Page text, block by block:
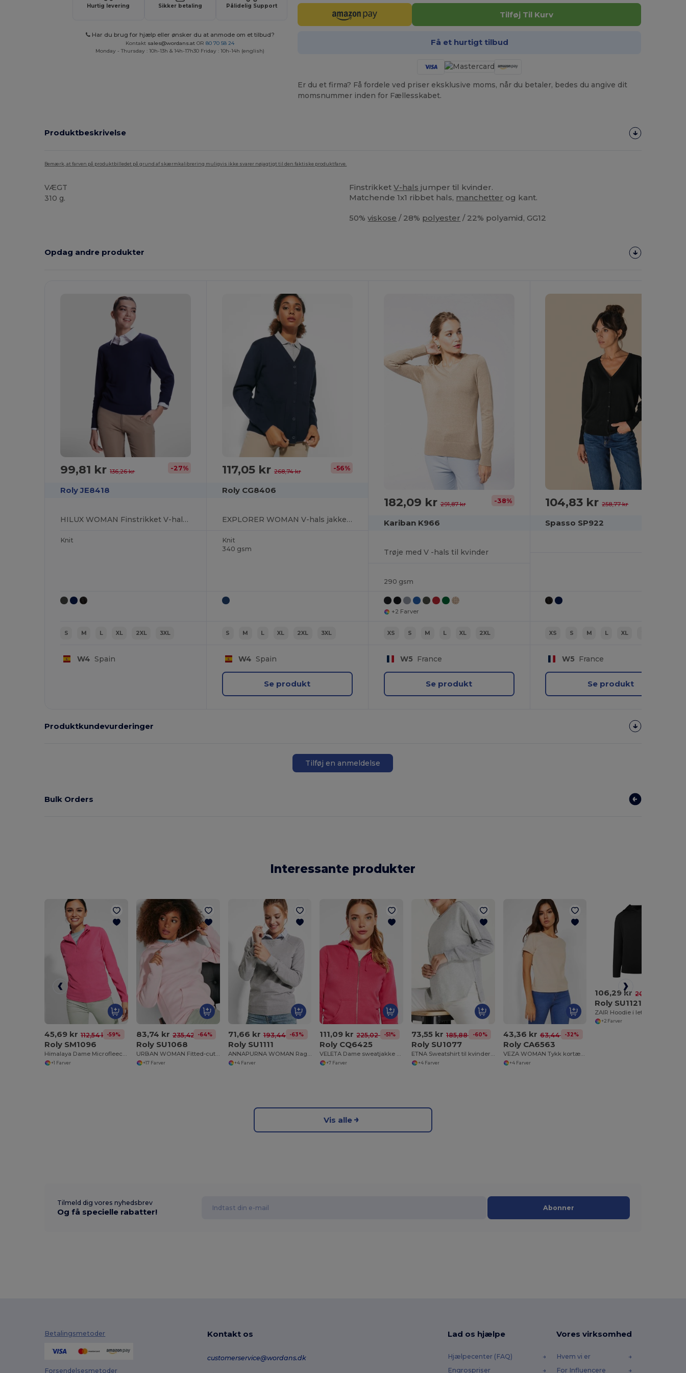
Hurtig levering Sikker betaling Pålidelig Support
Har du brug for hjælp eller ønsker du at anmode om et tilbud?
Kontakt sales@wordans.at OR80 70 58 24
Monday - Thursday : 10h-13h & 14h-17h30 Friday : 10h-14h (english)
Tilføj Til Kurv
Få et hurtigt tilbud
Er du et firma? Få fordele ved priser eksklusive moms, når du betaler, bedes du angive dit
momsnummer inden for Fællesskabet.
Produktbeskrivelse
Bemærk, at farven på produktbilledet på grund af skærmkalibrering muligvis ikke svarer nøjagtigt til den faktiske produktfarve.
VÆGT
310 g.
FinstrikketV-hals jumper til kvinder.
Matchende 1x1 ribbet hals, manchetter og kant.
50%viskose / 28% polyester / 22% polyamid, GG12
Opdag andre produkter
99,81 kr136,26 kr -27%
Roly JE8418
HILUX WOMAN Finstrikket V-hals jumper til kvinder
Knit
S M L XL 2XL 3XL
W4 Spain
117,05 kr 268,74 kr -56%
Roly CG8406
EXPLORER WOMAN V-hals jakke i blødt strikstof til kvinder
Knit
340 gsm
S M L XL 2XL 3XL
W4 Spain
Se produkt
182,09 kr291,87 kr -38%
Kariban K966
Trøje med V -hals til kvinder
290 gsm
+2 Farver
XS S M L XL 2XL
W5 France
Se produkt
104,83 kr258,77 kr
Spasso SP922
XS S M L XL
W5 France
Se produkt
Produktkundevurderinger
Tilføj en anmeldelse
Bulk Orders
Interessante produkter
45,69 kr 112,54 kr-59%
Roly SM1096
Himalaya Dame Microfleece Slim-fit Trøje med Lynlås
+1 Farver
83,74 kr 235,42 kr-64%
Roly SU1068
URBAN WOMAN Fitted-cut sweatshirt with two-colour hood in double fabric
+17 Farver
71,66 kr 193,44 kr-63%
Roly SU1111
ANNAPURNA WOMAN Raglan langærmet bomuldssweatshirt
+4 Farver
111,09 kr 225,02 kr-51%
Roly CQ6425
VELETA Dame sweatjakke med matchende hætteforing
+7 Farver
73,55 kr 185,88 kr-60%
Roly SU1077
ETNA Sweatshirt til kvinder i to-stof og farvekombination
+4 Farver
43,36 kr 63,44 kr-32%
Roly CA6563
VEZA WOMAN Tykk kortærmet t-shirt til kvinder i bomuld
+4 Farver
106,29 kr 200,79 kr
Roly SU1121
ZAIR Hoodie i let stof
+2 Farver
Vis alle
Tilmeld dig vores nyhedsbrev
Og få specielle rabatter! Abonner
Betalingsmetoder
Forsendelsesmetoder
Kontakt os
customerservice@wordans.dk
Lad os hjælpe
Hjælpecenter (FAQ)
Engrospriser
Vores virksomhed
Hvem vi er
For Influencere